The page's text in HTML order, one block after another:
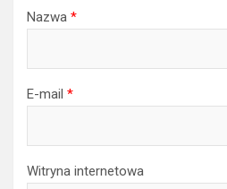
Nazwa *
E-mail *
Witryna internetowa